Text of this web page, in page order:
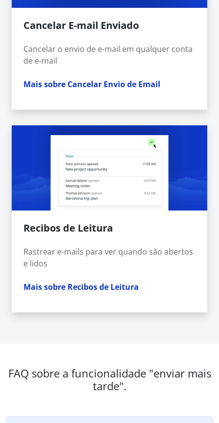
Cancelar E-mail Enviado
Cancelar o envio de e-mail em qualquer conta
de e-mail
Mais sobre Cancelar Envio de Email
Recibos de Leitura
Rastrear e-mails para ver quando são abertos
e lidos
Mais sobre Recibos de Leitura
FAQ sobre a funcionalidade "enviar mais
tarde".